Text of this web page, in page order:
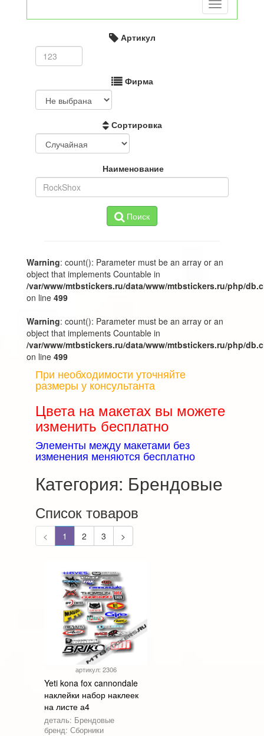
Toggle
navigation
Артикул
Фирма
Сортировка
Наименование
Поиск
Warning: count(): Parameter must be an array or an
object that implements Countable in
/var/www/mtbstickers.ru/data/www/mtbstickers.ru/php/
on line 499
Warning: count(): Parameter must be an array or an
object that implements Countable in
/var/www/mtbstickers.ru/data/www/mtbstickers.ru/php/
on line 499
При необходимости уточняйте
размеры у консультанта
Цвета на макетах вы можете
изменить бесплатно
Элементы между макетами без
изменения меняются бесплатно
Категория: Брендовые
Список товаров
< 1 2 3 >
артикул: 2306
Yeti kona fox cannondale
наклейки набор наклеек
на листе а4
деталь: Брендовые
бренд: Сборники